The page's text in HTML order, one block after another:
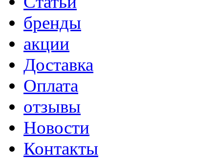
бренды
акции
Доставка
Оплата
отзывы
Новости
Контакты